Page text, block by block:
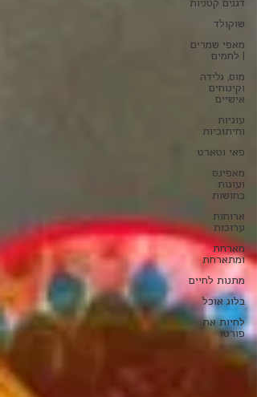
דגנים קטניות
שוקולד
מאפי שמרים
| לחמים
מוס, גלידה
וקינוחים
אישיים
עוגיות
וחיתוכיות
פאי וטארט
מאפינס
ועוגות
בחושות
ארוחות
ערוכות
מארחת
ומתארחת
מתנות לחיים
בלוג אוכל
לחיות את
פורטו